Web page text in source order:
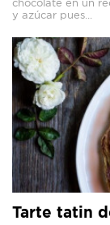
chocolate en un
y azúcar pues...
Tarte tatin